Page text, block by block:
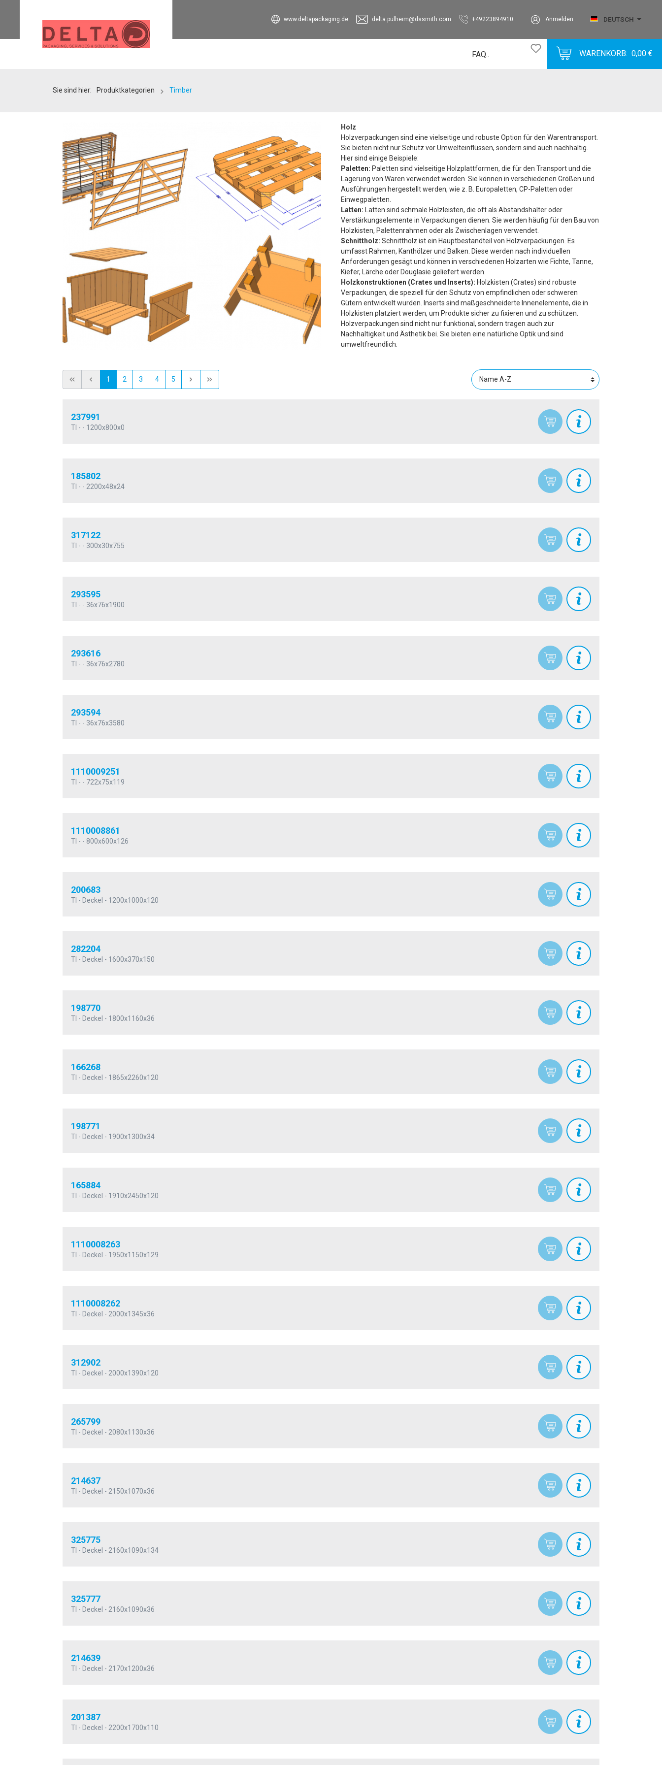
www.deltapackaging.de delta.pulheim@dssmith.com +49223894910 Anmelden DEUTSCH
FAQ..
Label
Miscellaneous
Paper
SolidBoard
Timber
VCI
WARENKORB: 0,00 €
Sie sind hier: Produktkategorien Timber
Holz
Holzverpackungen sind eine vielseitige und robuste Option für den Warentransport.
Sie bieten nicht nur Schutz vor Umwelteinflüssen, sondern sind auch nachhaltig.
Hier sind einige Beispiele:
Paletten: Paletten sind vielseitige Holzplattformen, die für den Transport und die
Lagerung von Waren verwendet werden. Sie können in verschiedenen Größen und
Ausführungen hergestellt werden, wie z. B. Europaletten, CP-Paletten oder
Einwegpaletten.
Latten: Latten sind schmale Holzleisten, die oft als Abstandshalter oder
Verstärkungselemente in Verpackungen dienen. Sie werden häufig für den Bau von
Holzkisten, Palettenrahmen oder als Zwischenlagen verwendet.
Schnittholz: Schnittholz ist ein Hauptbestandteil von Holzverpackungen. Es
umfasst Rahmen, Kanthölzer und Balken. Diese werden nach individuellen
Anforderungen gesägt und können in verschiedenen Holzarten wie Fichte, Tanne,
Kiefer, Lärche oder Douglasie geliefert werden.
Holzkonstruktionen (Crates und Inserts): Holzkisten (Crates) sind robuste
Verpackungen, die speziell für den Schutz von empfindlichen oder schweren
Gütern entwickelt wurden. Inserts sind maßgeschneiderte Innenelemente, die in
Holzkisten platziert werden, um Produkte sicher zu fixieren und zu schützen.
Holzverpackungen sind nicht nur funktional, sondern tragen auch zur
Nachhaltigkeit und Ästhetik bei. Sie bieten eine natürliche Optik und sind
umweltfreundlich.
1 2 3 4 5
237991
TI - - 1200x800x0
185802
TI - - 2200x48x24
317122
TI - - 300x30x755
293595
TI - - 36x76x1900
293616
TI - - 36x76x2780
293594
TI - - 36x76x3580
1110009251
TI - - 722x75x119
1110008861
TI - - 800x600x126
200683
TI - Deckel - 1200x1000x120
282204
TI - Deckel - 1600x370x150
198770
TI - Deckel - 1800x1160x36
166268
TI - Deckel - 1865x2260x120
198771
TI - Deckel - 1900x1300x34
165884
TI - Deckel - 1910x2450x120
1110008263
TI - Deckel - 1950x1150x129
1110008262
TI - Deckel - 2000x1345x36
312902
TI - Deckel - 2000x1390x120
265799
TI - Deckel - 2080x1130x36
214637
TI - Deckel - 2150x1070x36
325775
TI - Deckel - 2160x1090x134
325777
TI - Deckel - 2160x1090x36
214639
TI - Deckel - 2170x1200x36
201387
TI - Deckel - 2200x1700x110